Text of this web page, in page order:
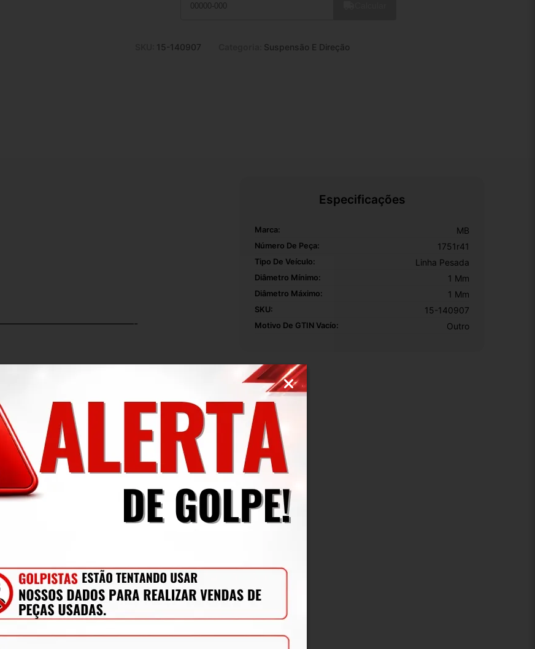
15-140907 Suspensão E Direção
não se aplicará.
conforme a foto. O produto está limpo,
interferem na aplicação.  Antes de
todos os detalhes de avaria.
as dúvidas possíveis.
feira até às 13:30h. Compras após
ou despachadas para todo Brasil.
Jurídica estão sujeitas à cobrança de
Especificações
Marca: MB
Número De Peça: 1751r41
Tipo De Veículo: Linha Pesada
Diâmetro Mínimo: 1 Mm
Diâmetro Máximo: 1 Mm
SKU: 15-140907
Motivo De GTIN Vacío: Outro